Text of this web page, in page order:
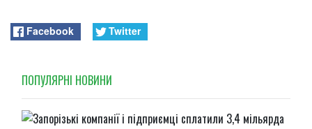
Facebook Twitter
ПОПУЛЯРНI НОВИНИ